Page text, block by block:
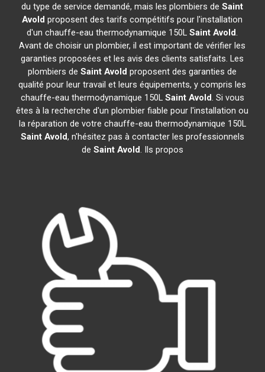
du type de service demandé, mais les plombiers deSaint
Avold proposent des tarifs compétitifs pour l'installation
d'un chauffe-eau thermodynamique 150LSaint Avold.
Avant de choisir un plombier, il est important de vérifier les
garanties proposées et les avis des clients satisfaits. Les
plombiers deSaint Avold proposent des garanties de
qualité pour leur travail et leurs équipements, y compris les
chauffe-eau thermodynamique 150L Saint Avold. Si vous
êtes à la recherche d'un plombier fiable pour l'installation ou
la réparation de votre chauffe-eau thermodynamique 150L
Saint Avold, n'hésitez pas à contacter les professionnels
de Saint Avold. Ils propos